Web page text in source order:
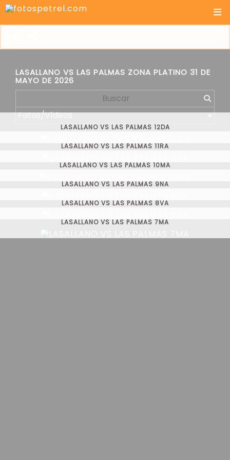
LASALLANO VS LAS PALMAS ZONA PLATINO 31 DE
MAYO DE 2026
LASALLANO VS LAS PALMAS 12DA
LASALLANO VS LAS PALMAS 11RA
LASALLANO VS LAS PALMAS 10MA
LASALLANO VS LAS PALMAS 9NA
LASALLANO VS LAS PALMAS 8VA
LASALLANO VS LAS PALMAS 7MA